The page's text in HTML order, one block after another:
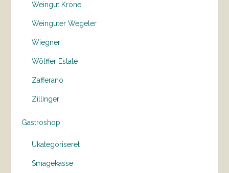
Weingut Krone
Weingüter Wegeler
Wiegner
Wölffer Estate
Zafferano
Zillinger
Gastroshop
Ukategoriseret
Smagekasse